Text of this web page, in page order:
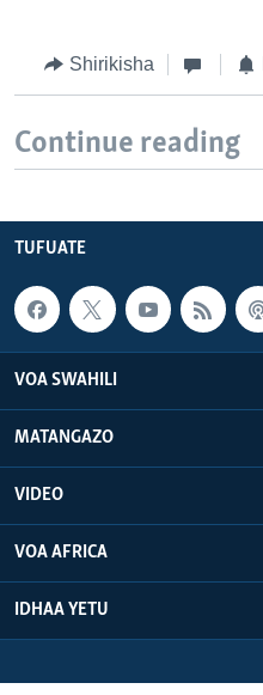
Shirikisha
Continue reading
TUFUATE
VOA SWAHILI
MATANGAZO
VIDEO
VOA AFRICA
IDHAA YETU